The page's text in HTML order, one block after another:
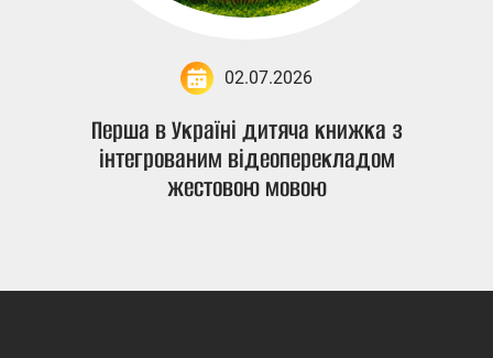
02.07.2026
Перша в Україні дитяча книжка з
інтегрованим відеоперекладом
жестовою мовою